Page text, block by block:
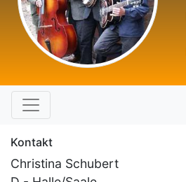
Kontakt
Christina Schubert